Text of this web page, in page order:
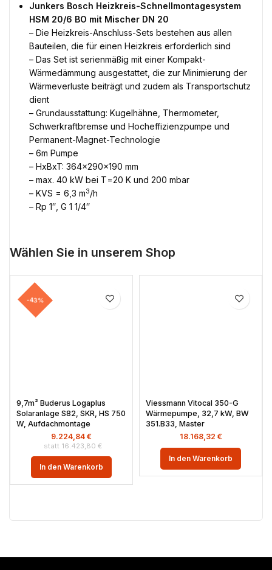
Junkers Bosch Heizkreis-Schnellmontagesystem
HSM 20/6 BO mit Mischer DN 20
– Die Heizkreis-Anschluss-Sets bestehen aus allen
Bauteilen, die für einen Heizkreis erforderlich sind
– Das Set ist serienmäßig mit einer Kompakt-
Wärmedämmung ausgestattet, die zur Minimierung der
Wärmeverluste beiträgt und zudem als Transportschutz
dient
– Grundausstattung: Kugelhähne, Thermometer,
Schwerkraftbremse und Hocheffizienzpumpe und
Permanent-Magnet-Technologie
– 6m Pumpe
– HxBxT: 364x290x190 mm
– max. 40 kW bei T=20 K und 200 mbar
– KVS = 6,3 m3/h
– Rp 1″, G 1 1/4″
Wählen Sie in unserem Shop
-43%
9,7m² Buderus Logaplus
Solaranlage S82, SKR, HS 750
W, Aufdachmontage
16.423,80 €
9.224,84 €
In den Warenkorb
Viessmann Vitocal 350-G
Wärmepumpe, 32,7 kW, BW
351.B33, Master
18.168,32 €
In den Warenkorb